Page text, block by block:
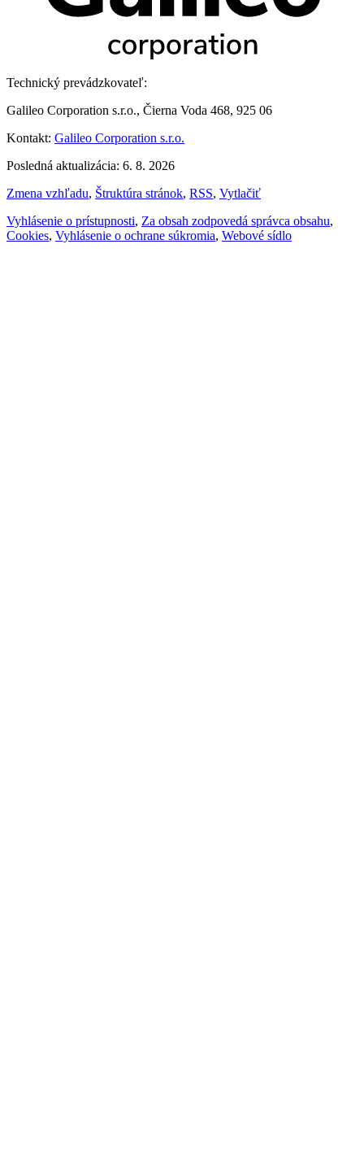
Technický prevádzkovateľ:
Galileo Corporation s.r.o., Čierna Voda 468, 925 06
Kontakt: Galileo Corporation s.r.o.
Posledná aktualizácia: 6. 8. 2026
Zmena vzhľadu, Štruktúra stránok, RSS, Vytlačiť
Vyhlásenie o prístupnosti, Za obsah zodpovedá správca obsahu,
Cookies, Vyhlásenie o ochrane súkromia, Webové sídlo